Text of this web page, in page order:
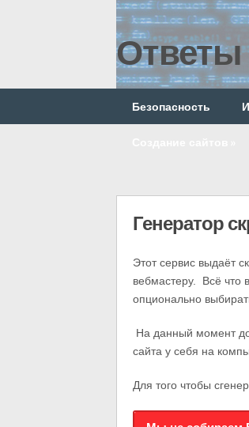
Безопасность
Генератор
Этот сервис выдаёт
вебмастеру. Всё что
опционально
На данный момент
сайта у себя на
Для того чтобы